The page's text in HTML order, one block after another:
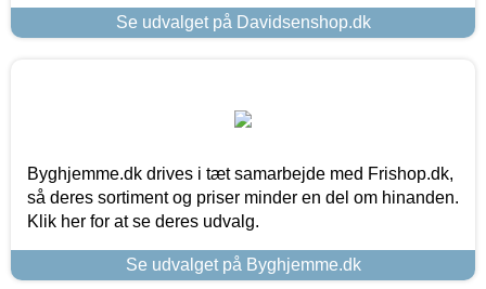
Se udvalget på Davidsenshop.dk
Byghjemme.dk drives i tæt samarbejde med Frishop.dk,
så deres sortiment og priser minder en del om hinanden.
Klik her for at se deres udvalg.
Se udvalget på Byghjemme.dk